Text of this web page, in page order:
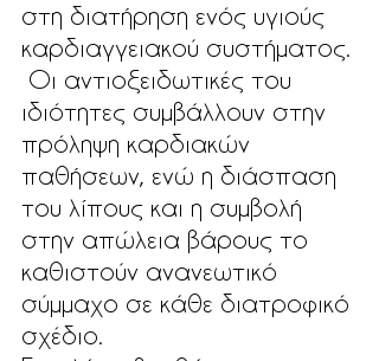
στη διατήρηση ενός υγιούς
καρδιαγγειακού συστήματος.
ιδιότητες συμβάλλουν στην
πρόληψη καρδιακών
παθήσεων, ενώ η διάσπαση
του λίπους και η συμβολή
στην απώλεια βάρους το
καθιστούν ανανεωτικό
σύμμαχο σε κάθε διατροφικό
σχέδιο.